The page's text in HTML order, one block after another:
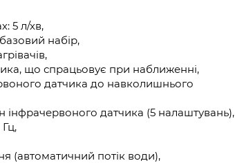
5 л/хв,
набір,
що спрацьовує при наближенні,
датчика до навколишнього
інфрачервоного датчика (5 налаштувань),
(автоматичний потік води),